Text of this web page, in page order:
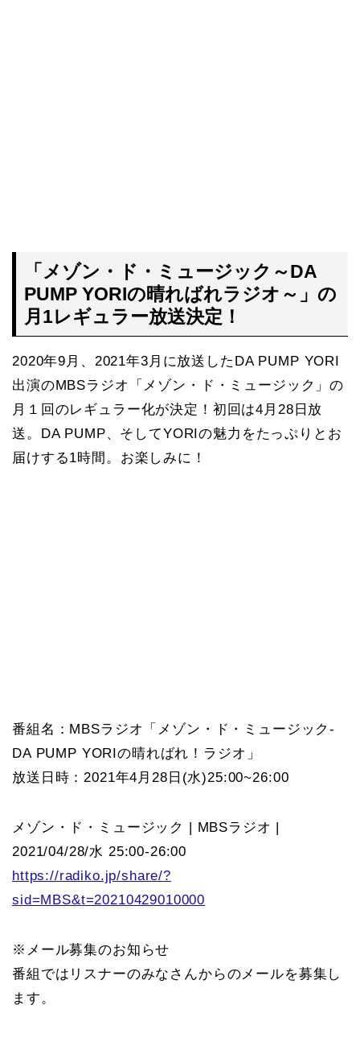
「メゾン・ド・ミュージック～DA
PUMP YORIの晴ればれラジオ～」の
月1レギュラー放送決定！
2020年9月、2021年3月に放送したDA PUMP YORI
出演のMBSラジオ「メゾン・ド・ミュージック」の
月１回のレギュラー化が決定！初回は4月28日放
送。DA PUMP、そしてYORIの魅力をたっぷりとお
届けする1時間。お楽しみに！
番組名：MBSラジオ「メゾン・ド・ミュージック‐
DA PUMP YORIの晴ればれ！ラジオ」
放送日時：2021年4月28日(水)25:00~26:00
メゾン・ド・ミュージック | MBSラジオ |
2021/04/28/水 25:00-26:00
https://radiko.jp/share/?
sid=MBS&t=20210429010000
※メール募集のお知らせ
番組ではリスナーのみなさんからのメールを募集し
ます。